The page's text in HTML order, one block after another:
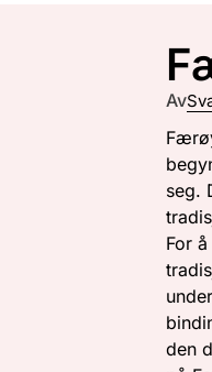
Av
seg.
For
den